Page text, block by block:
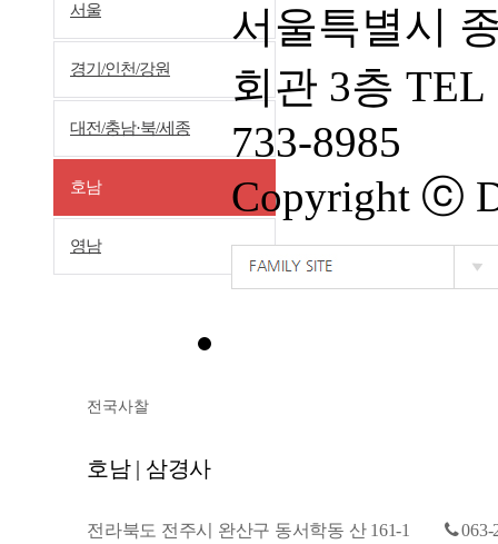
서울
경기/인천/강원
대전/충남·북/세종
호남
영남
전국사찰
호남 | 삼경사
전라북도 전주시 완산구 동서학동 산 161-1 063-
서울특별시
회관 3층
733-8985
Copyright ⓒ